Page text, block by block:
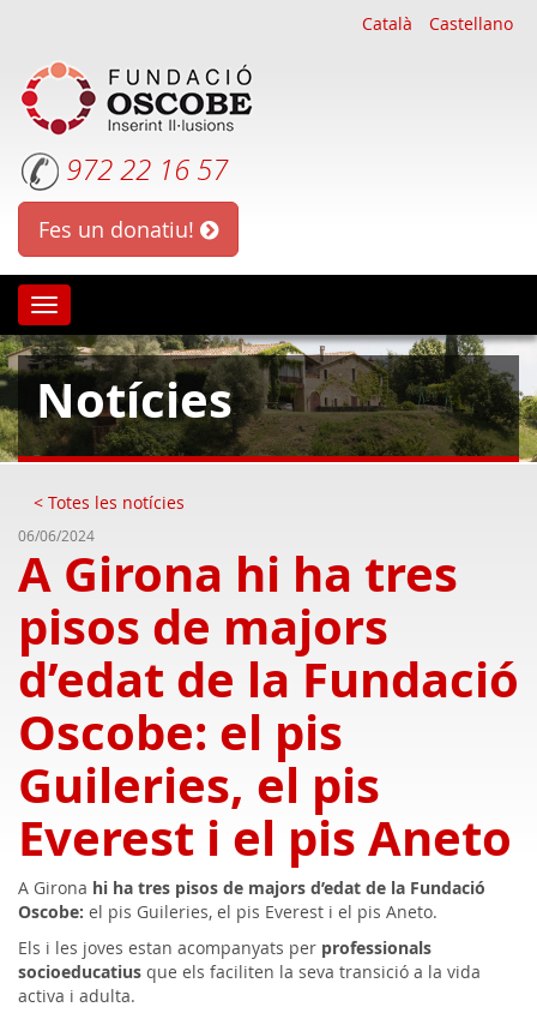
Català Castellano
972 22 16 57
Fes un donatiu!
Oscobe
Notícies
< Totes les notícies
06/06/2024
A Girona hi ha tres
pisos de majors
d’edat de la Fundació
Oscobe: el pis
Guileries, el pis
Everest i el pis Aneto
A Girona hi ha tres pisos de majors d’edat de la Fundació
Oscobe: el pis Guileries, el pis Everest i el pis Aneto.
Els i les joves estan acompanyats per professionals
socioeducatius que els faciliten la seva transició a la vida
activa i adulta.